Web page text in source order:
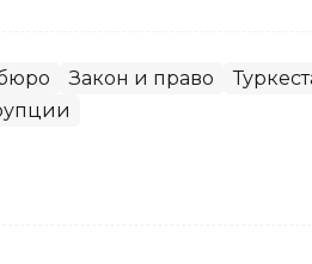
Закон и право